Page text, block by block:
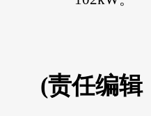
(责任编辑